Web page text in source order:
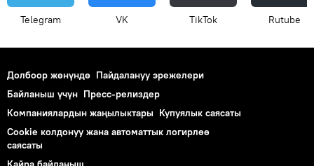
Telegram VK ТikТоk Rutube
Долбоор жөнүндө Пайдалануу эрежелери
Байланыш үчүн Пресс-релиздер
Компаниялардын жаңылыктары Купуялык саясаты
Cookie колдонуу жана автоматтык логирлөө
саясаты